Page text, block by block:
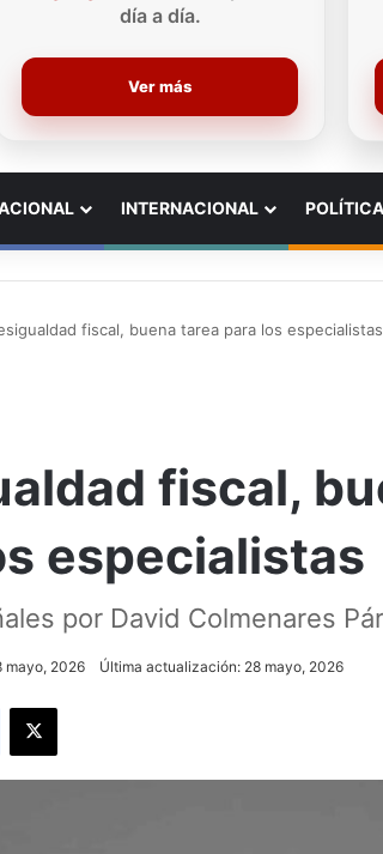
día a día.
Ver más
INTERNACIONAL POLÍTICA
fiscal, buena tarea para los especialistas
fiscal,
especialistas
por David Colmenares
mayo, 2026 Última actualización: 28 mayo, 2026
Facebook
X